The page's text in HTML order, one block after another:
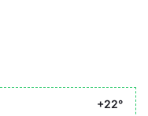
+22°